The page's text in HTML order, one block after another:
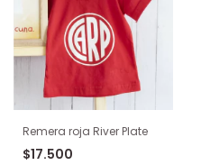
Remera roja River Plate
$17.500